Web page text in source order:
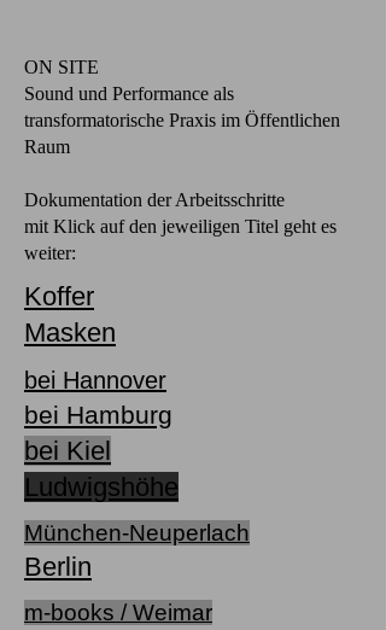
ON SITE
Sound und Performance als
transformatorische Praxis im Öffentlichen
Raum
Dokumentation der Arbeitsschritte
mit Klick auf den jeweiligen Titel geht es
weiter:
Koffer
Masken
bei Hannover
bei Hamburg
bei Kiel
Ludwigshöhe
München-Neuperlach
Berlin
m-books / Weimar